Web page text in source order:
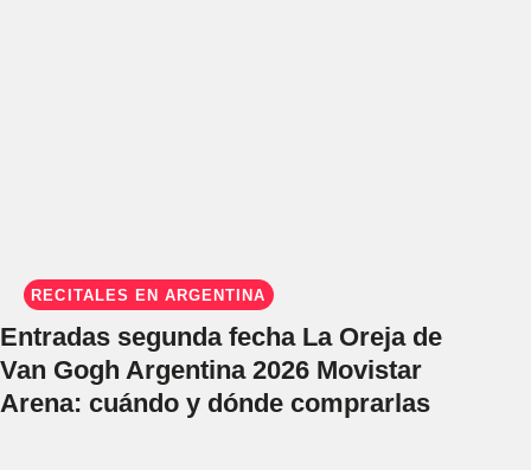
RECITALES EN ARGENTINA
Entradas segunda fecha La Oreja de
Van Gogh Argentina 2026 Movistar
Arena: cuándo y dónde comprarlas